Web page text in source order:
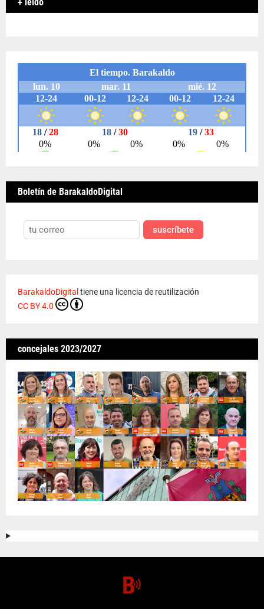
+ leído
Boletín de BarakaldoDigital
suscríbete
BarakaldoDigital tiene una licencia de reutilización
CC BY 4.0
concejales 2023/2027